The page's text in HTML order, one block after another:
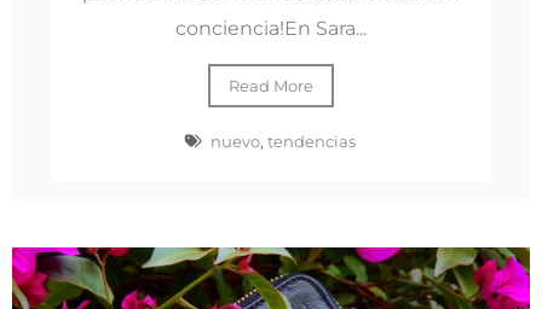
conciencia!En Sara...
Read More
nuevo, tendencias